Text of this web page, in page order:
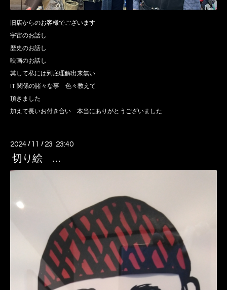
旧店からのお客様でございます
宇宙のお話し
歴史のお話し
映画のお話し
其して私には到底理解出来無い
IT 関係の諸々な事 色々教えて
頂きました
加えて長いお付き合い 本当にありがとうございました
2024 / 11 / 23 23:40
切り絵 …